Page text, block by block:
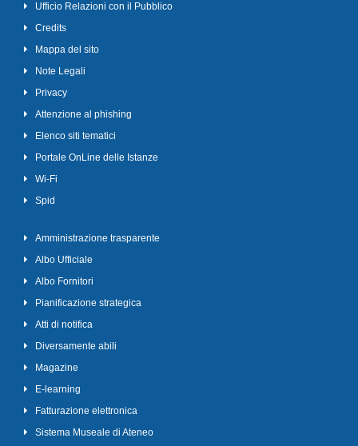
Ufficio Relazioni con il Pubblico
Credits
Mappa del sito
Note Legali
Privacy
Attenzione al phishing
Elenco siti tematici
Portale OnLine delle Istanze
Wi-Fi
Spid
Amministrazione trasparente
Albo Ufficiale
Albo Fornitori
Pianificazione strategica
Atti di notifica
Diversamente abili
Magazine
E-learning
Fatturazione elettronica
Sistema Museale di Ateneo